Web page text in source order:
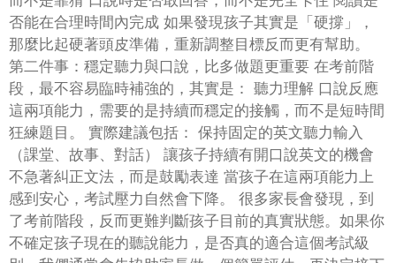
否能在合理時間內完成 如果發現孩子其實是「硬撐」，
那麼比起硬著頭皮準備，重新調整目標反而更有幫助。
第二件事：穩定聽力與口說，比多做題更重要 在考前階
段，最不容易臨時補強的，其實是： 聽力理解 口說反應
這兩項能力，需要的是持續而穩定的接觸，而不是短時間
狂練題目。 實際建議包括： 保持固定的英文聽力輸入
（課堂、故事、對話） 讓孩子持續有開口說英文的機會
不急著糾正文法，而是鼓勵表達 當孩子在這兩項能力上
感到安心，考試壓力自然會下降。 很多家長會發現，到
了考前階段，反而更難判斷孩子目前的真實狀態。如果你
不確定孩子現在的聽說能力，是否真的適合這個考試級